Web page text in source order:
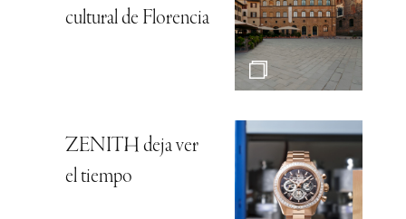
cultural de Florencia
ZENITH deja ver
el tiempo